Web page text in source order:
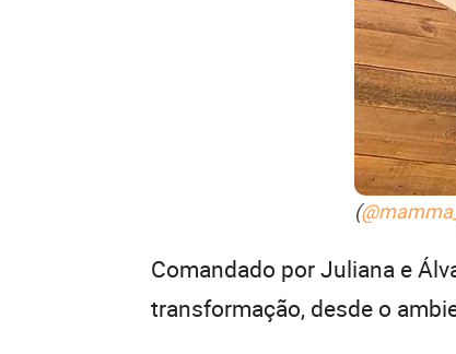
(
Comandado por Juliana e
transformação, desde o